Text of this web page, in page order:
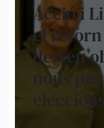
Acció i
el
deixen
nous